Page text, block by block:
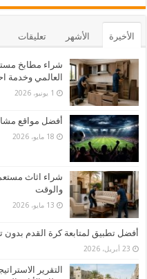
الأخيرة الأشهر تعليقات
شراء مطابخ
العالمي وخدمة
1 يونيو، 2026
أفضل مواقع
18 مايو، 2026
شراء اثاث
والوقت
13 مايو، 2026
أفضل تطبيق لمتابعة كرة القدم بدون
23 أبريل، 2026
التقرير